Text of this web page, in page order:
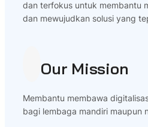
dan terfokus untuk membantu
dan mewujudkan solusi yang
Our Mission
Membantu membawa
bagi lembaga mandiri maupun